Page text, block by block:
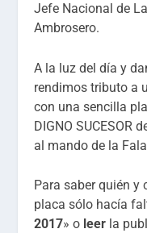
Jefe Nacional de
Ambrosero.
A la luz del día y
rendimos tributo a
con una sencilla
DIGNO SUCESOR
al mando de la
Para saber quién y
placa sólo hacía
2017» o leer la